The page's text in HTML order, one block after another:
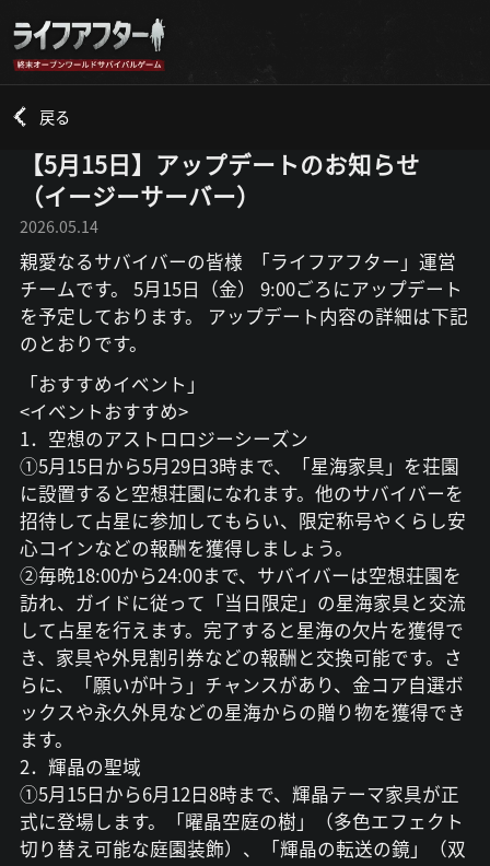
戻る
【5月15日】アップデートのお知らせ
（イージーサーバー）
2026.05.14
親愛なるサバイバーの皆様 「ライフアフター」運営
チームです。 5月15日（金） 9:00ごろにアップデート
を予定しております。 アップデート内容の詳細は下記
のとおりです。
「おすすめイベント」
<イベントおすすめ>
1．空想のアストロロジーシーズン
①5月15日から5月29日3時まで、「星海家具」を荘園
に設置すると空想荘園になれます。他のサバイバーを
招待して占星に参加してもらい、限定称号やくらし安
心コインなどの報酬を獲得しましょう。
②毎晩18:00から24:00まで、サバイバーは空想荘園を
訪れ、ガイドに従って「当日限定」の星海家具と交流
して占星を行えます。完了すると星海の欠片を獲得で
き、家具や外見割引券などの報酬と交換可能です。さ
らに、「願いが叶う」チャンスがあり、金コア自選ボ
ックスや永久外見などの星海からの贈り物を獲得でき
ます。
2．輝晶の聖域
①5月15日から6月12日8時まで、輝晶テーマ家具が正
式に登場します。「曜晶空庭の樹」（多色エフェクト
切り替え可能な庭園装飾）、「輝晶の転送の鏡」（双